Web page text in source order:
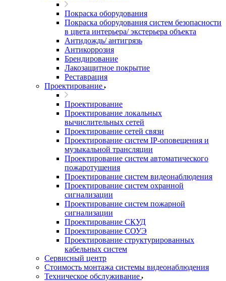
Покраска оборудования
Покраска оборудования систем безопасности
в цвета интерьера/ экстерьера объекта
Антидождь/ антигрязь
Антикоррозия
Брендирование
Лакозащитное покрытие
Реставрация
Проектирование
Проектирование
Проектирование локальных
вычислительных сетей
Проектирование сетей связи
Проектирование систем IP-оповещения и
музыкальной трансляции
Проектирование систем автоматического
пожаротушения
Проектирование систем видеонаблюдения
Проектирование систем охранной
сигнализации
Проектирование систем пожарной
сигнализации
Проектирование СКУД
Проектирование СОУЭ
Проектирование структурированных
кабельных систем
Сервисный центр
Стоимость монтажа системы видеонаблюдения
Техническое обслуживание